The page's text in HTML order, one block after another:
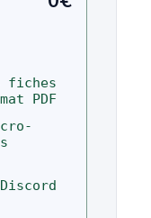
fiches
PDF